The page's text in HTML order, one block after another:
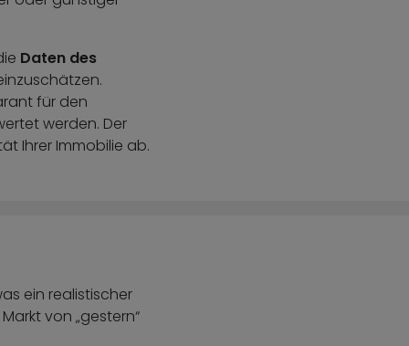
Daten des
für den
werden. Der
Ihrer Immobilie ab​.
ein realistischer
von „gestern“